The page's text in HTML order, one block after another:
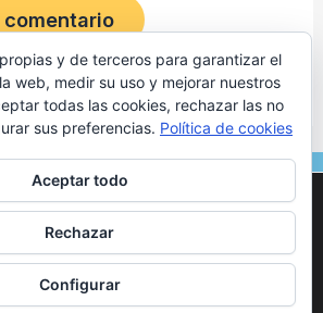
F
a
c
e
b
o
I
n
s
t
a
g
en Tarragona | Marc Vives. Todos los
–Aviso legal–Politica de Privacidad
Politica de Cookies
ofrecerte la mejor experiencia en
sobre qué cookies utilizamos o
ajustes.
y de terceros para garantizar el
web, medir su uso y mejorar nuestros
todas las cookies, rechazar las no
sus preferencias. Política de cookies
Aceptar todo
Rechazar
Configurar